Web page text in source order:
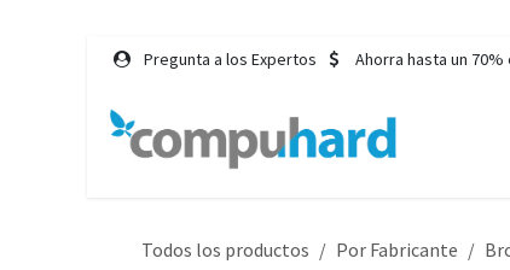
Ir al contenido Pregunta a los Expertos Ahorra hasta un
Todos los productos Por Fabricante